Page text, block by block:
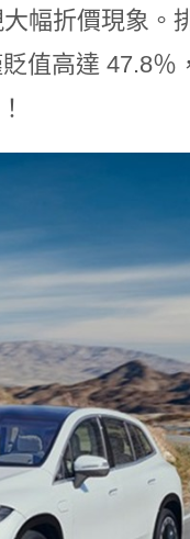
幅折價現象。
值高達 47.8％